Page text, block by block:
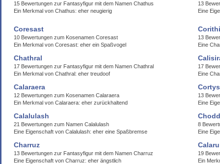
15 Bewertungen zur Fantasyfigur mit dem Namen Chathus
Ein Merkmal von Chathus: eher neugierig
13
Eine
Coresast
10 Bewertungen zum Kosenamen Coresast
Ein Merkmal von Coresast: eher ein Spaßvogel
13
Eine
Chathral
17 Bewertungen zur Fantasyfigur mit dem Namen Chathral
Ein Merkmal von Chathral: eher treudoof
17
Eine
Calaraera
12 Bewertungen zum Kosenamen Calaraera
Ein Merkmal von Calaraera: eher zurückhaltend
13
Eine
Calalulash
21 Bewertungen zum Namen Calalulash
Eine Eigenschaft von Calalulash: eher eine Spaßbremse
8
Eine
Charruz
13 Bewertungen zur Fantasyfigur mit dem Namen Charruz
Eine Eigenschaft von Charruz: eher ängstlich
19
Ein